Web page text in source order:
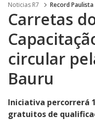
Noticias R7 Record Paulista
Carretas
circular
Bauru
Iniciativa percorrerá
gratuitos de